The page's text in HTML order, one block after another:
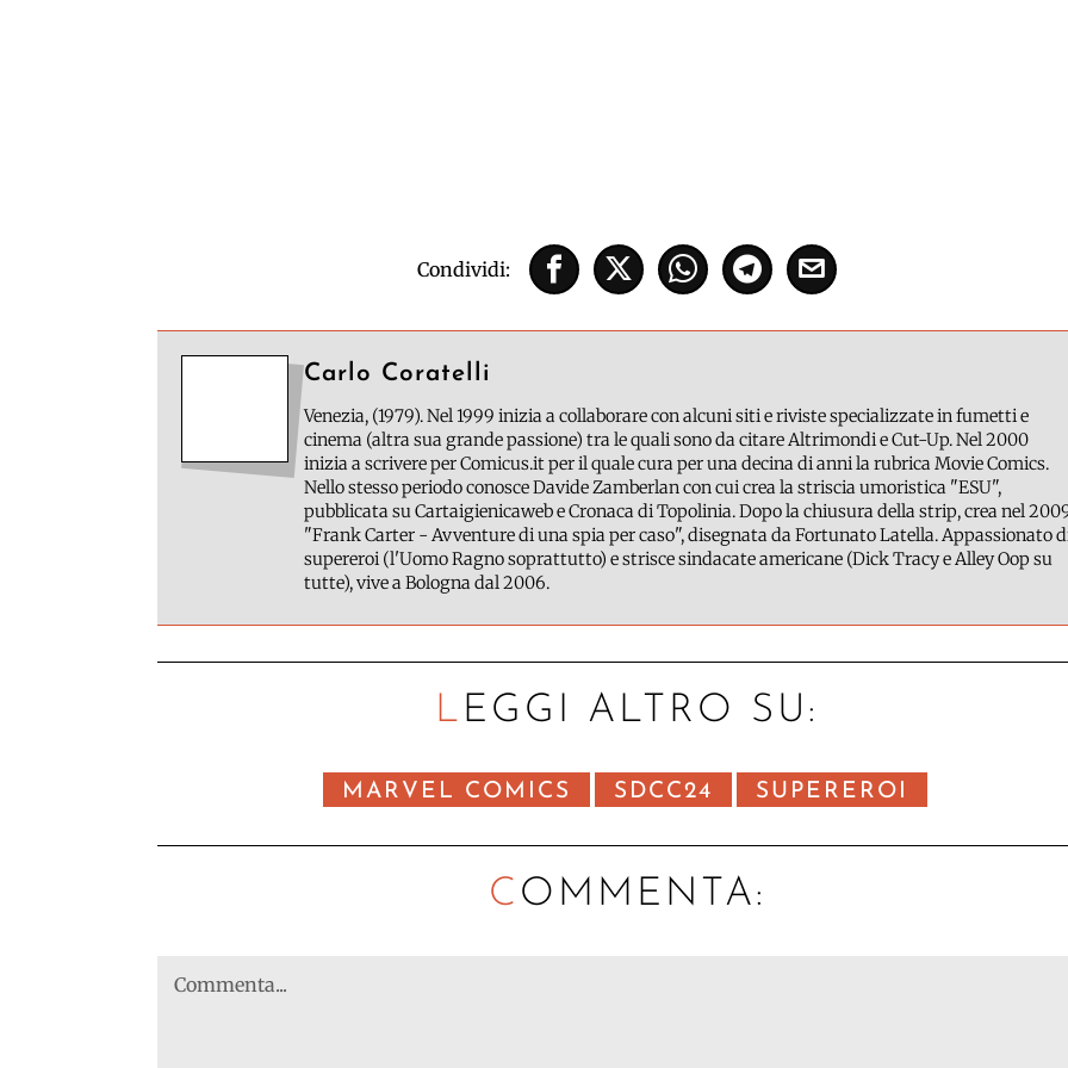
Condividi:
Carlo Coratelli
Venezia, (1979). Nel 1999 inizia a collaborare con alcuni siti e riviste specializzate in fumetti e
cinema (altra sua grande passione) tra le quali sono da citare Altrimondi e Cut-Up. Nel 2000
inizia a scrivere per Comicus.it per il quale cura per una decina di anni la rubrica Movie Comics.
Nello stesso periodo conosce Davide Zamberlan con cui crea la striscia umoristica "ESU",
pubblicata su Cartaigienicaweb e Cronaca di Topolinia. Dopo la chiusura della strip, crea nel
"Frank Carter - Avventure di una spia per caso", disegnata da Fortunato Latella. Appassionato
supereroi (l'Uomo Ragno soprattutto) e strisce sindacate americane (Dick Tracy e Alley Oop su
tutte), vive a Bologna dal 2006.
LEGGI ALTRO SU:
MARVEL COMICS SDCC24 SUPEREROI
C OMMENTA: